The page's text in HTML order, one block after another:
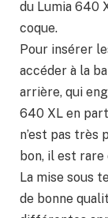
du Lumia 640
coque.
Pour insérer
accéder à la
arrière, qui
640 XL en
n’est pas très
bon, il est
La mise sous
de bonne